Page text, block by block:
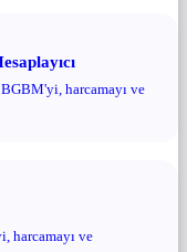
harcamayı ve
harcamayı ve